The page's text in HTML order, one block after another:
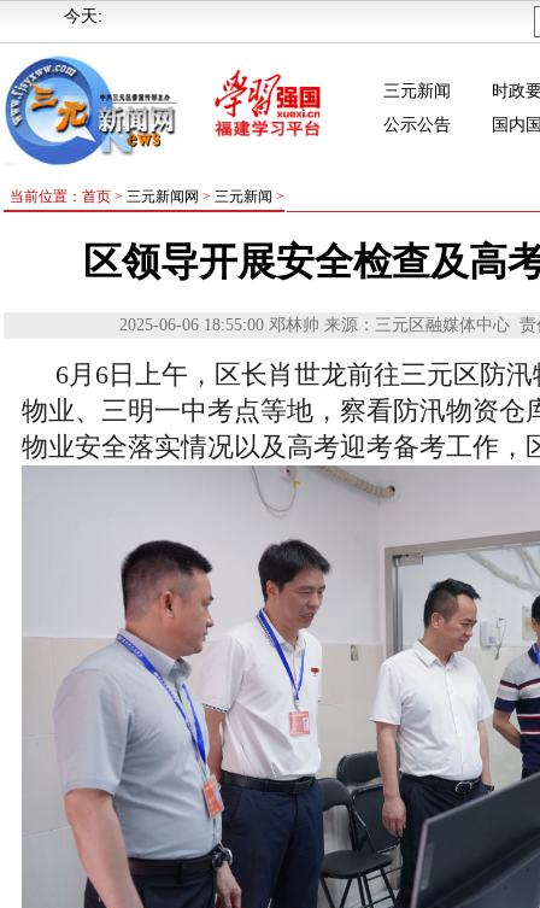
今天:
三元新闻
时政
公示公告
国内
当前位置：首页 > 三元新闻网 > 三元新闻 >
区领导开展安全检查及高
2025-06-06 18:55:00 邓林帅 来源：三元区融媒体中心 责
6月6日上午，区长肖世龙前往三元区防
物业、三明一中考点等地，察看防汛物资仓
物业安全落实情况以及高考迎考备考工作，